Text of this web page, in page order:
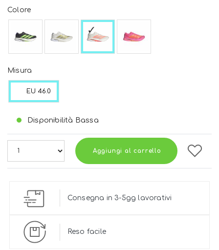
Colore
Misura
EU 46.0
Disponibilità Bassa
Aggiungi al carrello
Consegna in 3-5gg lavorativi
Reso facile